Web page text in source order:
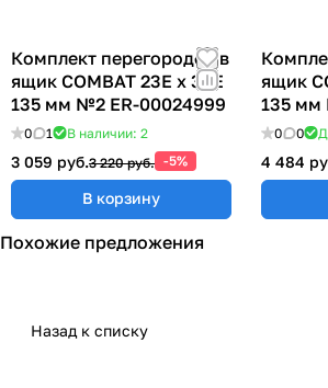
Комплект перегородок в
ящик COMBAT 23Е х 36Е
135 мм №2 ER-00024999
0 1 В наличии: 2
3 059 руб.3 220 руб. -5%
В корзину
ящик
135 мм
0 0
4 484
Похожие предложения
Назад к списку